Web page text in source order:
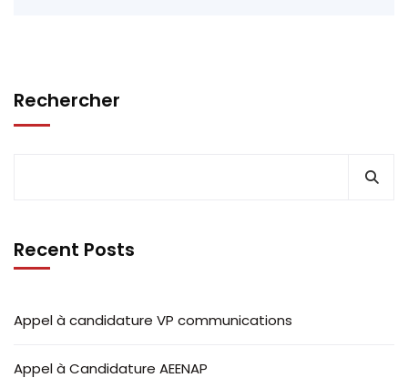
Rechercher
Recent Posts
Appel à candidature VP communications
Appel à Candidature AEENAP